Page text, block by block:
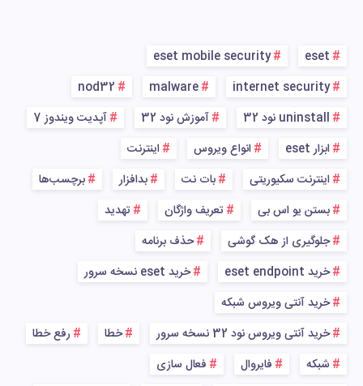
eset
eset mobile security
internet security
malware
nod32
uninstall نود 32
آموزش نود 32
آپدیت ویندوز 7
ابزار eset
انواع ویروس
اینترنت
اینترنت سکیوریتی
بات نت بدافزار
برچسب‌ها
بستن یو اس بی
تعریف واژگان
تهدید
جلوگیری از هک گوشی
حذف برنامه
خرید eset endpoint
خرید eset نسخه سرور
خرید آنتی ویروس شبکه
خرید آنتی ویروس نود 32 نسخه سرور
خطا
رفع خطا
شبکه
فایروال فعال سازی